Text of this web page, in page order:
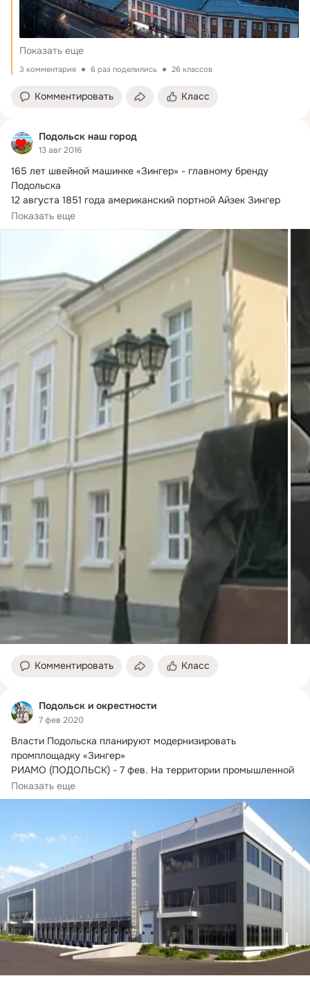
Показать еще
3 комментария 6 раз поделились 26 классов
Комментировать Класс
Подольск наш город
13 авг 2016
165 лет швейной машинке «Зингер» - главному бренду
Подольска
12 августа 1851 года американский портной Айзек Зингер
получил патент...
Показать еще
Комментировать Класс
Подольск и окрестности
7 фев 2020
Власти Подольска планируют модернизировать
промплощадку «Зингер»
РИАМО (ПОДОЛЬСК) - 7 фев. На территории промышленной
площадки «Зингер»...
Показать еще